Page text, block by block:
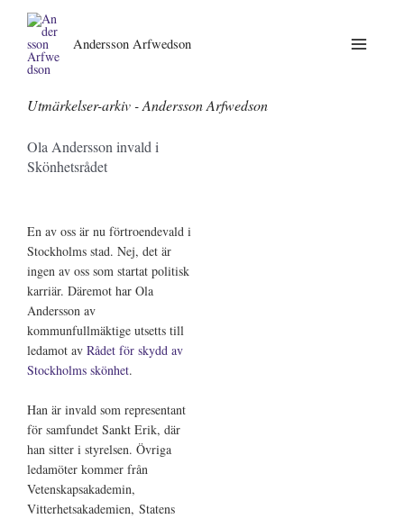
Andersson Arfwedson
Utmärkelser-arkiv - Andersson Arfwedson
Ola Andersson invald i
Skönhetsrådet
En av oss är nu förtroendevald i
Stockholms stad. Nej, det är
ingen av oss som startat politisk
karriär. Däremot har Ola
Andersson av
kommunfullmäktige utsetts till
ledamot av Rådet för skydd av
Stockholms skönhet.
Han är invald som representant
för samfundet Sankt Erik, där
han sitter i styrelsen. Övriga
ledamöter kommer från
Vetenskapsakademin,
Vitterhetsakademien, Statens